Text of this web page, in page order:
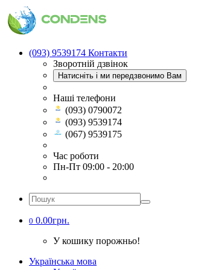
(093) 9539174 Контакти
Зворотній дзвінок
Натисніть і ми передзвонимо Вам
Наші телефони
(093) 0790072
(093) 9539174
(067) 9539175
Час роботи
Пн-Пт 09:00 - 20:00
0 0.00грн.
У кошику порожньо!
Українська мова